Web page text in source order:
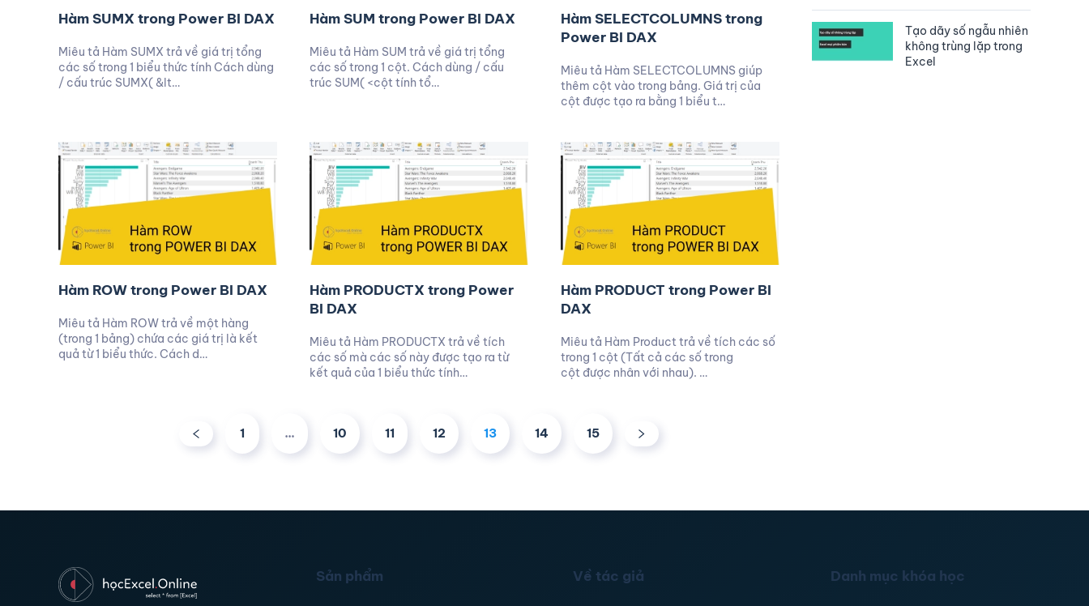
Hàm SUMX trong Power BI DAX
Miêu tả Hàm SUMX trả về giá trị tổng
các số trong 1 biểu thức tính Cách dùng
/ cấu trúc SUMX( &lt…
Hàm SUM trong Power BI DAX
Miêu tả Hàm SUM trả về giá trị tổng
các số trong 1 cột. Cách dùng / cấu
trúc SUM( <cột tính tổ…
Hàm SELECTCOLUMNS trong
Power BI DAX
Miêu tả Hàm SELECTCOLUMNS giúp
thêm cột vào trong bảng. Giá trị của
cột được tạo ra bằng 1 biểu t…
Hàm ROW trong Power BI DAX
Miêu tả Hàm ROW trả về một hàng
(trong 1 bảng) chứa các giá trị là kết
quả từ 1 biểu thức. Cách d…
Hàm PRODUCTX trong Power
BI DAX
Miêu tả Hàm PRODUCTX trả về tích
các số mà các số này được tạo ra từ
kết quả của 1 biểu thức tính…
Hàm PRODUCT trong Power BI
DAX
Miêu tả Hàm Product trả về tích các số
trong 1 cột (Tất cả các số trong
cột được nhân với nhau). …
1 … 10 11 12 13 14 15
Tạo dãy số ngẫu nhiên
không trùng lặp trong
Excel
Sản phẩm Về tác giả Danh mục khóa học